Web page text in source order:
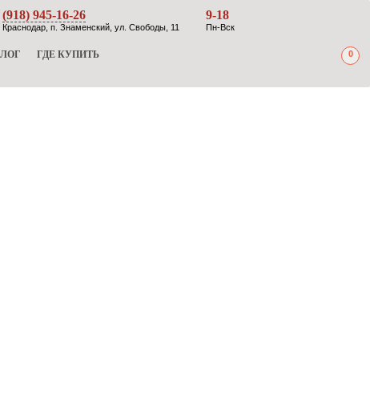
0
(918) 945-16-26
Краснодар, п. Знаменский, ул. Свободы, 11
9-18
Пн-Вск
ГДЕ КУПИТЬ